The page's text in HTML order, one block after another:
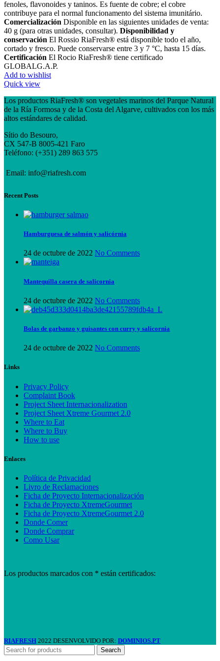
fenoles, flavonoides y taninos. Es fuente de cobre; el cobre
contribuye para el normal funcionamento del sistema imunitário.
Comercialización Disponible en las siguientes unidades de venta:
40 g (para otras unidades, consultar). Disponibilidad y
conservación El Rossio RiaFresh® está disponible todo el año,
cortado y fresco. Puede conservarse entre 3 y 7 °C, hasta 15 días.
Certificación El Rocio RiaFresh® tiene certificado
GLOBALG.A.P.
Add to wishlist
Quick view
Los productos RiaFresh® son vegetales marinos del Parque Natural
de la Ría Formosa y de la Costa del Algarve, cultivados con los más
altos estándares de calidad.
Sítio do Besouro,
CX 547-B 8005-421 Faro
Teléfono: (+351) 289 863 575
Email: info@riafresh.com
Recent Posts
Hamburguesa de salmón y salicórnia
24 de octubre de 2022 No Comments
Mantequilla casera de salicornia
24 de octubre de 2022 No Comments
Bolas de garbanzo y guisantes con curry y salicornia
24 de octubre de 2022 No Comments
Links
Privacy Policy
Complaint Book
Project Sheet Internacionalization
Project Sheet Xtreme Gourmet 2.0
Where to Eat
Where to Buy
How to use
Enlaces
Política de Privacidad
Livro de Reclamaciones
Ficha de Proyecto Internacionalización
Ficha de Proyecto XtremeGourmet
Ficha de Proyecto XtremeGourmet 2.0
Donde Comer
Donde Comprar
Como Usar
Los productos marcados con * están certificados:
RIAFRESH 2022 DESENVOLVIDO POR: DOMINIOS.PT
Search